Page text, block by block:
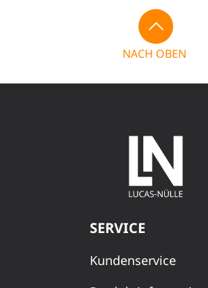
NACH OBEN
SERVICE
Kundenservice